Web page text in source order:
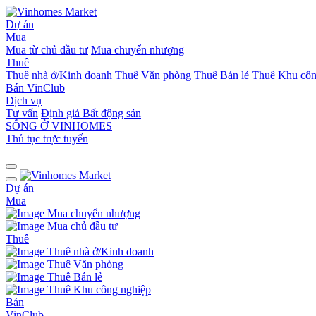
Dự án
Mua
Mua từ chủ đầu tư Mua chuyển nhượng
Thuê
Thuê nhà ở/Kinh doanh Thuê Văn phòng Thuê Bán lẻ Thuê Khu
Bán VinClub
Dịch vụ
Tư vấn Định giá Bất động sản
SỐNG Ở VINHOMES
Thủ tục trực tuyến
Dự án
Mua
Mua chuyển nhượng
Mua chủ đầu tư
Thuê
Thuê nhà ở/Kinh doanh
Thuê Văn phòng
Thuê Bán lẻ
Thuê Khu công nghiệp
Bán